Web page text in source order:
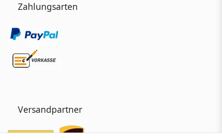
Zahlungsarten
Versandpartner